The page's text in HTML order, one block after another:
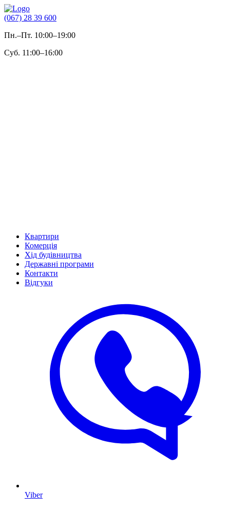
(067) 28 39 600
Пн.–Пт. 10:00–19:00
Суб. 11:00–16:00
Квартири
Комерція
Хід будівництва
Державні програми
Контакти
Відгуки
Viber